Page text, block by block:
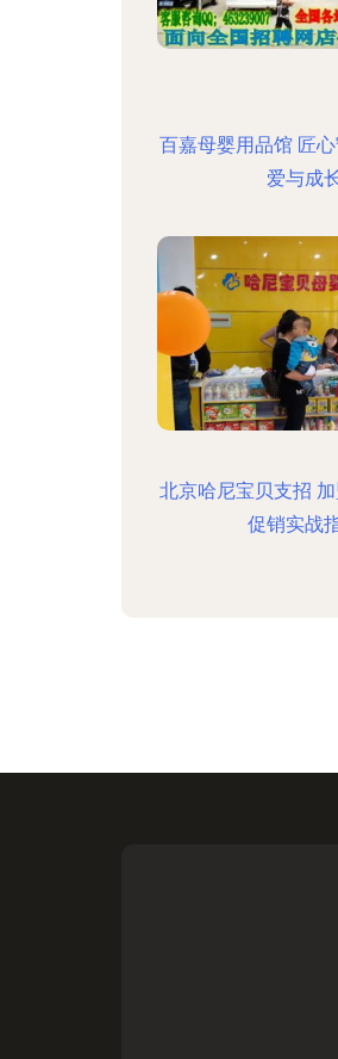
百嘉母婴用品馆 匠
爱与成
北京哈尼宝贝支招
促销实战